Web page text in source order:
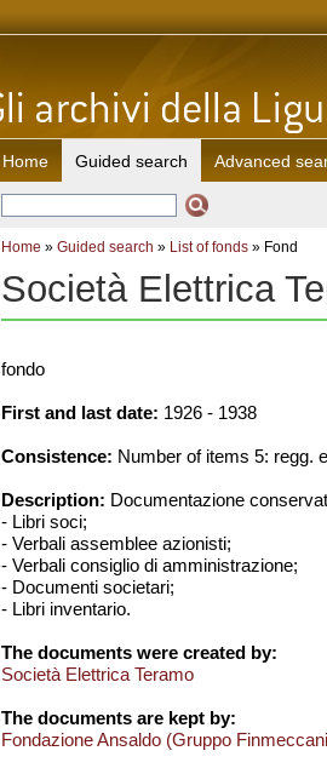
Home Guided search Advanced
Home » Guided search » List of fonds » Fond
Società Elettrica
fondo
First and last date: 1926 - 1938
Consistence: Number of items 5: regg.
Description: Documentazione
- Libri soci;
- Verbali assemblee azionisti;
- Verbali consiglio di amministrazione;
- Documenti societari;
- Libri inventario.
The documents were created by:
Società Elettrica Teramo
The documents are kept by:
Fondazione Ansaldo (Gruppo